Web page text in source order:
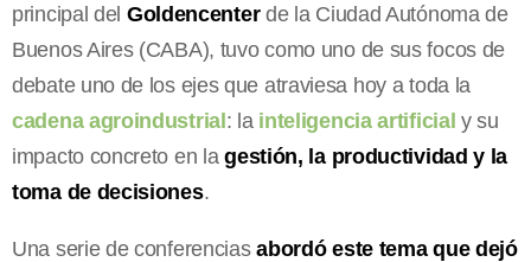
principal del Goldencenterde la Ciudad Autónoma de
Buenos Aires (CABA), tuvo como uno de sus focos de
debate uno de los ejes que atraviesa hoy a toda la
cadena agroindustrial: la inteligencia artificial y su
impacto concreto en lagestión, la productividad y la
toma de decisiones.
Una serie de conferenciasabordó este tema que dejó